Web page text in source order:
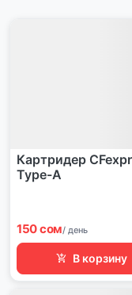
Картридер
Type-A
150 сом/ день
В корзину